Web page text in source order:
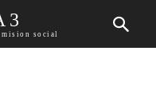
3
mision social